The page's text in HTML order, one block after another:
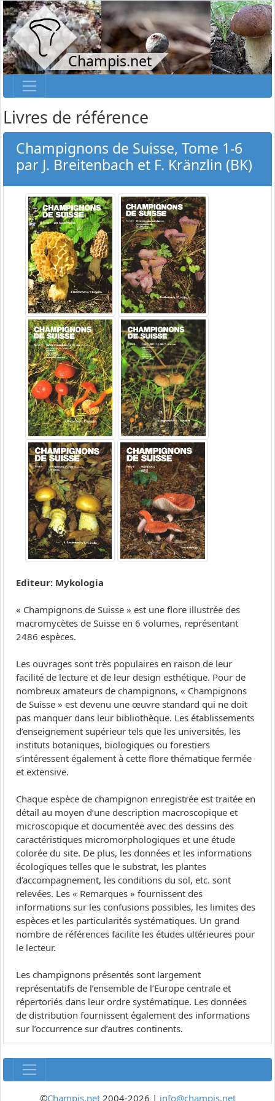
Champis.net
Livres de référence
Champignons de Suisse, Tome 1-6
par J. Breitenbach et F. Kränzlin (BK)
Editeur: Mykologia
« Champignons de Suisse » est une flore illustrée des
macromycètes de Suisse en 6 volumes, représentant
2486 espèces.
Les ouvrages sont très populaires en raison de leur
facilité de lecture et de leur design esthétique. Pour de
nombreux amateurs de champignons, « Champignons
de Suisse » est devenu une œuvre standard qui ne doit
pas manquer dans leur bibliothèque. Les établissements
d’enseignement supérieur tels que les universités, les
instituts botaniques, biologiques ou forestiers
s’intéressent également à cette flore thématique fermée
et extensive.
Chaque espèce de champignon enregistrée est traitée en
détail au moyen d’une description macroscopique et
microscopique et documentée avec des dessins des
caractéristiques micromorphologiques et une étude
colorée du site. De plus, les données et les informations
écologiques telles que le substrat, les plantes
d’accompagnement, les conditions du sol, etc. sont
relevées. Les « Remarques » fournissent des
informations sur les confusions possibles, les limites des
espèces et les particularités systématiques. Un grand
nombre de références facilite les études ultérieures pour
le lecteur.
Les champignons présentés sont largement
représentatifs de l’ensemble de l’Europe centrale et
répertoriés dans leur ordre systématique. Les données
de distribution fournissent également des informations
sur l’occurrence sur d’autres continents.
©Champis.net2004-2026 | info@champis.net